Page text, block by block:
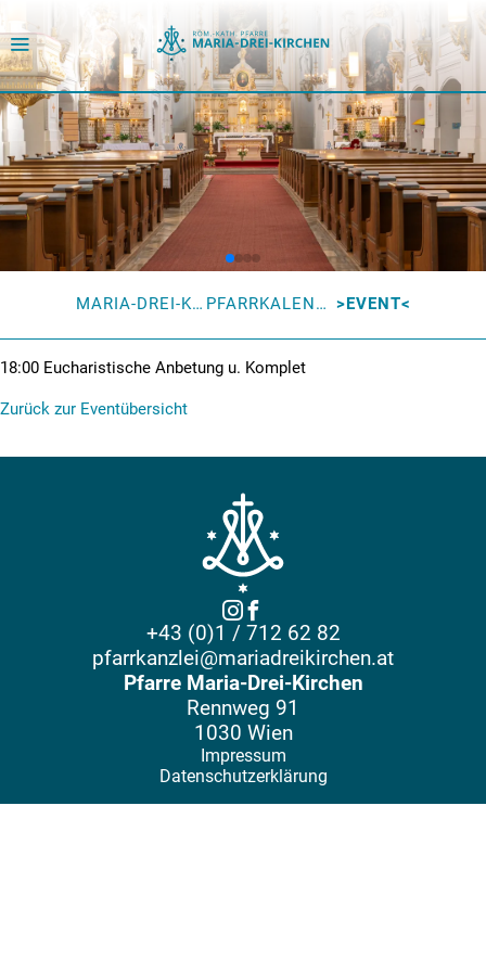
MARIA-DREI-KIRCHEN PFARRKALENDER EVENT
18:00 Eucharistische Anbetung u. Komplet
Zurück zur Eventübersicht
+43 (0)1 / 712 62 82
pfarrkanzlei@mariadreikirchen.at
Pfarre Maria-Drei-Kirchen
Rennweg 91
1030 Wien
Impressum
Datenschutzerklärung